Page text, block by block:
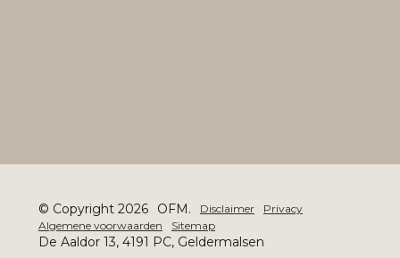
© Copyright 2026 OFM. Disclaimer
Privacy
Algemene voorwaarden
Sitemap
De Aaldor 13, 4191 PC, Geldermalsen